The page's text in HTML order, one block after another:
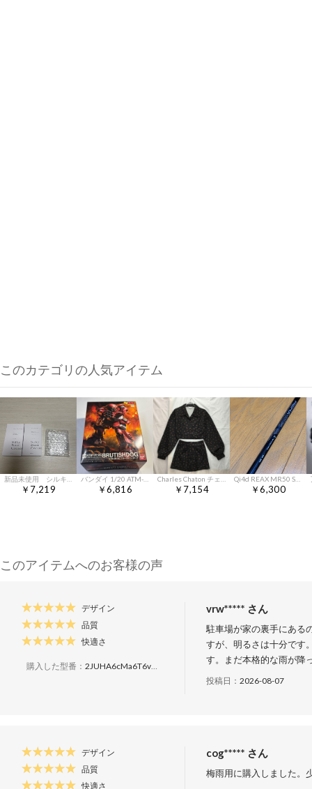
このカテゴリの人気アイテム
￥7,219
バンダイ 1/20 ATM-09-GC ブルーティッシュドッグ
￥6,816 ￥7,154
Qi4d REAX MR50 SR ドライバー用 純正 シャフト スリーブ付
￥6,300
このアイテムへのお客様の声
デザイン
品質
快適さ
購入した型番： 2JUHA6cMa6T6v8Y5cMUVox
vrw***** さん
駐車場が家の裏手にある
すが、明るさは十分です
す。まだ本格的な雨が降
投稿日： 2026-08-07
デザイン
品質
快適さ
cog***** さん
梅雨用に購入しました。